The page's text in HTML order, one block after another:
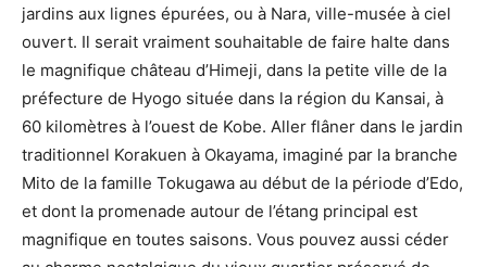
jardins aux lignes épurées, ou à Nara, ville-musée à ciel
ouvert. Il serait vraiment souhaitable de faire halte dans
le magnifique château d’Himeji, dans la petite ville de la
préfecture de Hyogo située dans la région du Kansai, à
60 kilomètres à l’ouest de Kobe. Aller flâner dans le jardin
traditionnel Korakuen à Okayama, imaginé par la branche
Mito de la famille Tokugawa au début de la période d’Edo,
et dont la promenade autour de l’étang principal est
magnifique en toutes saisons. Vous pouvez aussi céder